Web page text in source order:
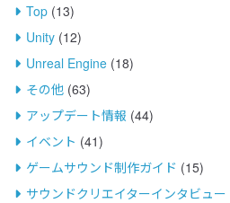
Top (13)
Unity (12)
Unreal Engine (18)
その他 (63)
アップデート情報 (44)
イベント (41)
ゲームサウンド制作ガイド (15)
サウンドクリエイターインタビュー